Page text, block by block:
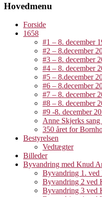
Hovedmenu
Forside
1658
#1 – 8. december
#2 – 8.december
#3 – 8. december
#4 – 8. december
#5 – 8.december
#6 – 8.december
#7 – 8. december
#8 – 8. december
#9 -8. december
Anne Skjerks
350 året for
Bestyrelsen
Vedtægter
Billeder
Byvandring med Knud
Byvandring 1.
Byvandring 2 ved
Byvandring 3 ved